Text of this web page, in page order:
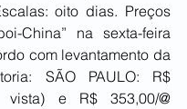
oito dias. Preços
China” na sexta-feira
com levantamento da
SÃO PAULO: R$
vista) e R$ 353,00/@